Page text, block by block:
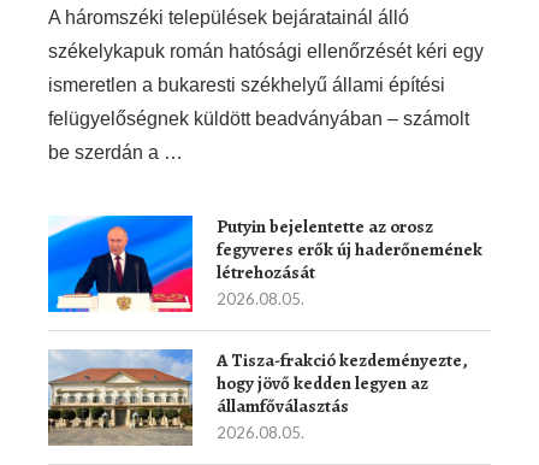
A háromszéki települések bejáratainál álló
székelykapuk román hatósági ellenőrzését kéri egy
ismeretlen a bukaresti székhelyű állami építési
felügyelőségnek küldött beadványában – számolt
be szerdán a …
Putyin bejelentette az orosz
fegyveres erők új haderőnemének
létrehozását
2026.08.05.
A Tisza-frakció kezdeményezte,
hogy jövő kedden legyen az
államfőválasztás
2026.08.05.